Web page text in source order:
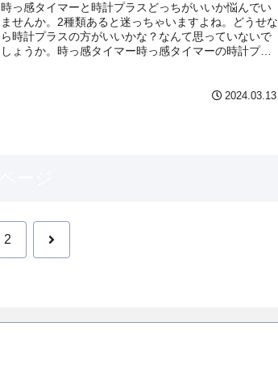
時っ感タイマーと時計プラスどっちがいいか悩んでい
ませんか。2種類あると迷っちゃいますよね。どうせな
ら時計プラスの方がいいかな？なんて思っていないで
しょうか。時っ感タイマー時っ感タイマーの時計プラ
2024.03.13
2 次